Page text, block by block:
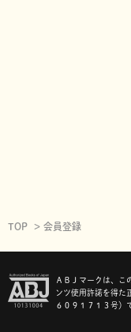
TOP 会員登録
ＡＢＪマークは、こ
ンツ使用許諾を得た
６０９１７１３号）